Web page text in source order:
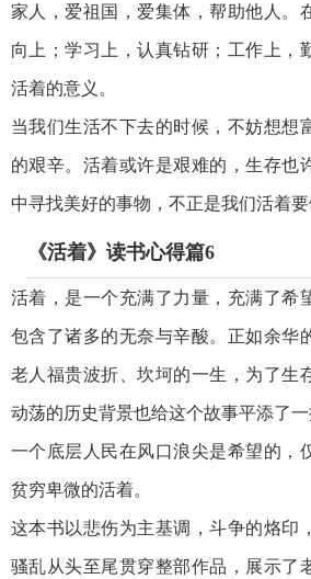
家人，爱祖国，爱集体，帮助他人。
向上；学习上，认真钻研；工作上，
活着的意义。
当我们生活不下去的时候，不妨想想
的艰辛。活着或许是艰难的，生存也
中寻找美好的事物，不正是我们活着要
《活着》读书心得篇6
活着，是一个充满了力量，充满了希
包含了诸多的无奈与辛酸。正如余华
老人福贵波折、坎坷的一生，为了生
动荡的历史背景也给这个故事平添了一
一个底层人民在风口浪尖是希望的，
贫穷卑微的活着。
这本书以悲伤为主基调，斗争的烙印
骚乱从头至尾贯穿整部作品，展示了